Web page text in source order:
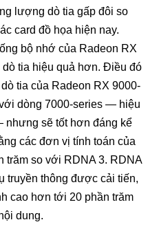
lượng dò tia gấp đôi so
card đồ họa hiện nay.
bộ nhớ của Radeon RX
tia hiệu quả hơn. Điều đó
tia của Radeon RX 9000-
dòng 7000-series — hiệu
sẽ tốt hơn đáng kể
các đơn vị tính toán của
trăm so với RDNA 3. RDNA
truyền thông được cải tiến,
cao hơn tới 20 phần trăm
dung.